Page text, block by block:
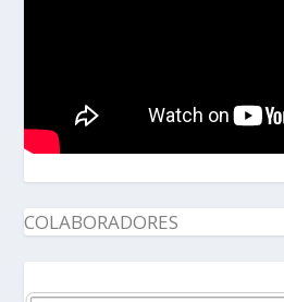
COLABORADORES